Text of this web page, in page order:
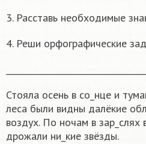
3. Расставь необходимые
4. Реши орфографические
Стояла осень в со_нце и
леса были видны далёкие
воздух. По ночам в зар_слях
дрожали ни_кие звёзды.